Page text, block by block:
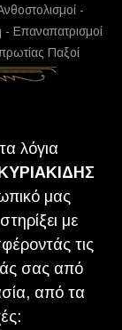
-
- Επαναπατρισμοί
Παξοί
λόγια
μας
με
τις
σας από
από τα